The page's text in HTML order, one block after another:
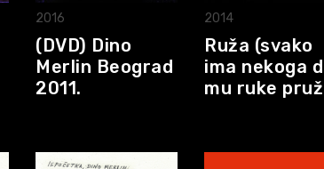
2016
(DVD) Dino
Merlin Beograd
2011.
2014
Ruža (svako
ima nekoga
mu ruke